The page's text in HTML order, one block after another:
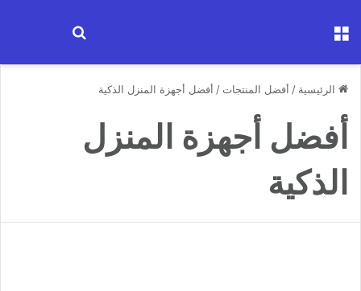
الرئيسية / أفضل المنتجات / أفضل أجهزة المنزل الذكية
أفضل أجهزة المنزل
الذكية